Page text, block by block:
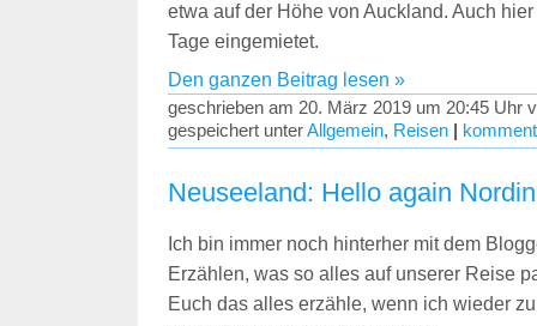
etwa auf der Höhe von Auckland. Auch
Tage eingemietet.
Den ganzen Beitrag lesen »
geschrieben am 20. März 2019 um 20:45 Uhr
gespeichert unterAllgemein, Reisen
Neuseeland: Hello again
Ich bin immer noch hinterher mit dem
Erzählen, was so alles auf unserer Reise
Euch das alles erzähle, wenn ich wieder